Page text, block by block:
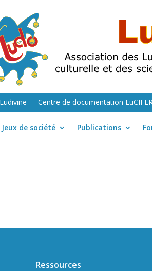
Centre de documentation
Jeux de société Publications
Ressources